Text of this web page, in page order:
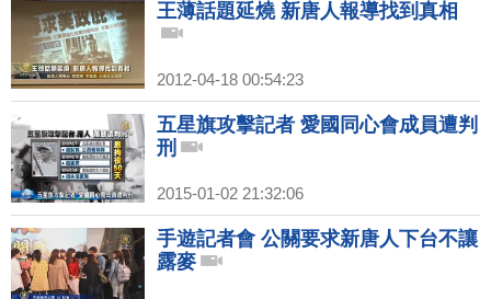
王薄話題延燒 新唐人報導找到真相
2012-04-18 00:54:23
五星旗攻擊記者 愛國同心會成員遭判
刑
2015-01-02 21:32:06
手遊記者會 公關要求新唐人下台不讓
露麥